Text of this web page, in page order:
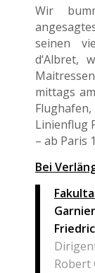
Wir
seinen
d‘Albret,
mittags
Linienflug
– ab Paris
Bei
Robert